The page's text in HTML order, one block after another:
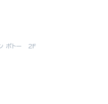
ポトー 2F